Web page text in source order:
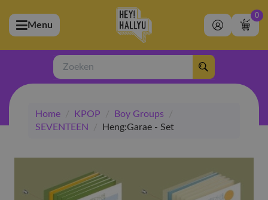
(Artiesten)
(Merchandise)
(Exclusive)
(Winkel)
Menu
0
Zoeken
Home / KPOP / Boy Groups
/
SEVENTEEN
/ Heng:Garae - Set